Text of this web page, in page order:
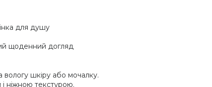
для душу
щоденний догляд
вологу шкіру або мочалку.
ніжною текстурою.